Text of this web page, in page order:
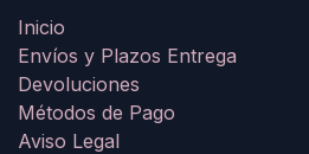
Inicio
Envíos y Plazos Entrega
Devoluciones
Métodos de Pago
Aviso Legal